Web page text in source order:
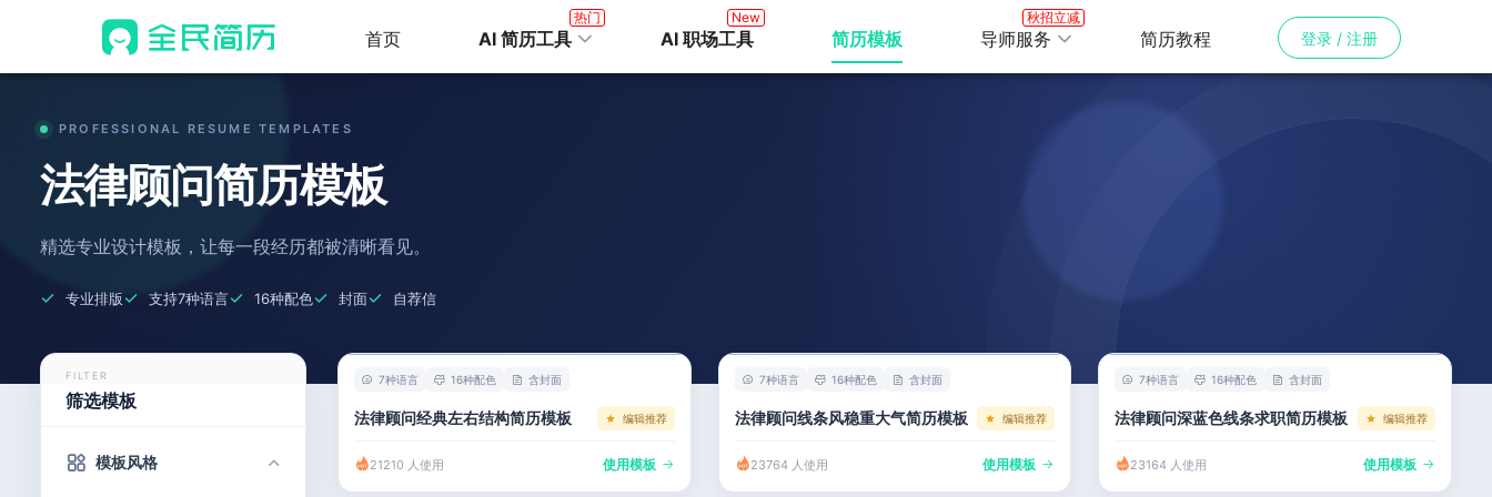
首页 AI 简历工具
热门
AI 职场工具
New
简历模板 导师服务
秋招立减
简历教程 登录 / 注册
PROFESSIONAL RESUME TEMPLATES
法律顾问简历模板
精选专业设计模板，让每一段经历都被清晰看见。
专业排版 支持7种语言 16种配色 封面 自荐信
FILTER
筛选模板
模板风格
7种语言 16种配色 含封面
法律顾问经典左右结构简历模板 编辑推荐
21210 人使用 使用模板
7种语言 16种配色 含封面
法律顾问线条风稳重大气简历模板 编辑推荐
23764 人使用 使用模板
7种语言 16种配色 含封面
法律顾问深蓝色线条求职简历模板 编辑推荐
23164 人使用 使用模板